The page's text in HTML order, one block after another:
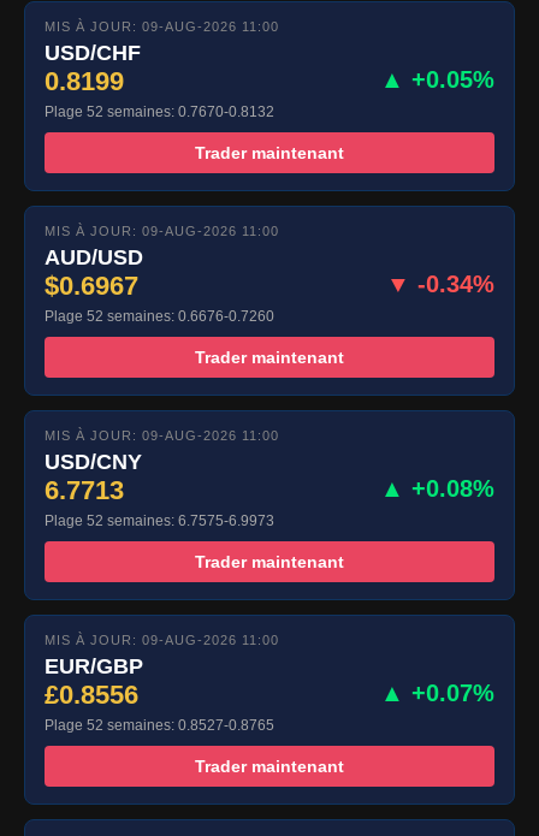
MIS À JOUR: 09-AUG-2026 11:00
USD/CHF
0.8199 ▲ +0.05%
Plage 52 semaines: 0.7670-0.8132
Trader maintenant
MIS À JOUR: 09-AUG-2026 11:00
AUD/USD
$0.6967 ▼ -0.34%
Plage 52 semaines: 0.6676-0.7260
Trader maintenant
MIS À JOUR: 09-AUG-2026 11:00
USD/CNY
6.7713 ▲ +0.08%
Plage 52 semaines: 6.7575-6.9973
Trader maintenant
MIS À JOUR: 09-AUG-2026 11:00
EUR/GBP
£0.8556 ▲ +0.07%
Plage 52 semaines: 0.8527-0.8765
Trader maintenant